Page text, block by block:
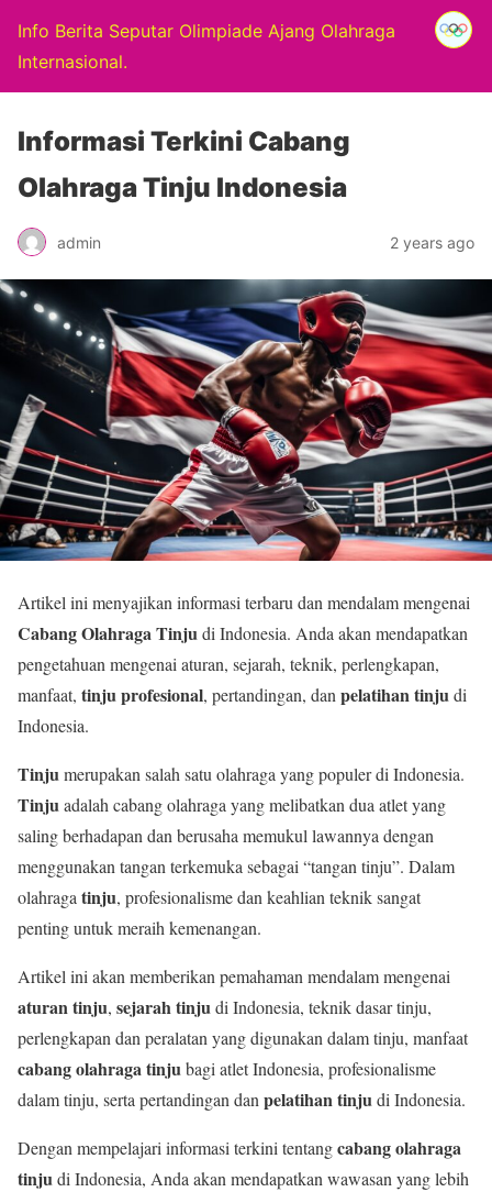
Info Berita Seputar Olimpiade Ajang Olahraga
Internasional.
Informasi Terkini Cabang
Olahraga Tinju Indonesia
admin 2 years ago
Artikel ini menyajikan informasi terbaru dan mendalam mengenai
Cabang Olahraga Tinjudi Indonesia. Anda akan mendapatkan
pengetahuan mengenai aturan, sejarah, teknik, perlengkapan,
manfaat, tinju profesional, pertandingan, dan pelatihan tinjudi
Indonesia.
Tinjumerupakan salah satu olahraga yang populer di Indonesia.
Tinjuadalah cabang olahraga yang melibatkan dua atlet yang
saling berhadapan dan berusaha memukul lawannya dengan
menggunakan tangan terkemuka sebagai “tangan tinju”. Dalam
olahraga tinju, profesionalisme dan keahlian teknik sangat
penting untuk meraih kemenangan.
Artikel ini akan memberikan pemahaman mendalam mengenai
aturan tinju, sejarah tinjudi Indonesia, teknik dasar tinju,
perlengkapan dan peralatan yang digunakan dalam tinju, manfaat
cabang olahraga tinjubagi atlet Indonesia, profesionalisme
dalam tinju, serta pertandingan dan pelatihan tinjudi Indonesia.
Dengan mempelajari informasi terkini tentangcabang olahraga
tinjudi Indonesia, Anda akan mendapatkan wawasan yang lebih